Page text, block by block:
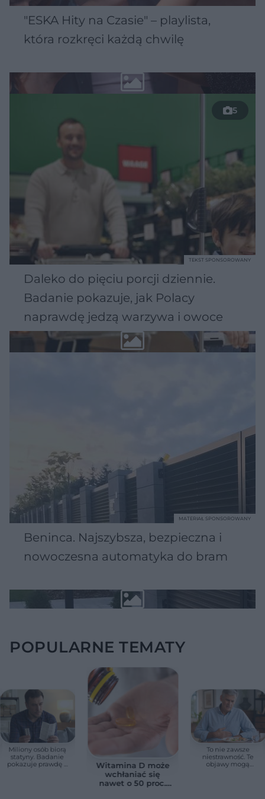
"ESKA Hity na Czasie" – playlista,
która rozkręci każdą chwilę
5
Daleko do pięciu porcji dziennie.
Badanie pokazuje, jak Polacy
naprawdę jedzą warzywa i owoce
TEKST SPONSOROWANY
Beninca. Najszybsza, bezpieczna i
nowoczesna automatyka do bram
MATERIAŁ SPONSOROWANY
POPULARNE TEMATY
Miliony osób biorą
statyny. Badanie
pokazuje prawdę o
Witamina D może
wchłaniać się
nawet o 50 proc.
To nie zawsze
niestrawność. Te
objawy mogą